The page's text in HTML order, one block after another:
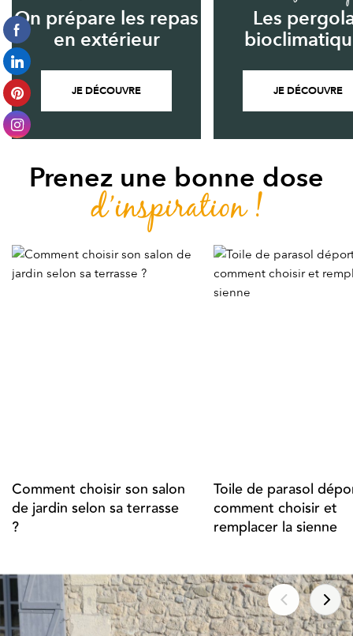
On prépare les repas
en extérieur
JE DÉCOUVRE
Les
JE DÉCOUVRE
Prenez une bonne dose
d’inspiration !
Comment choisir son salon
de jardin selon sa terrasse
?
Toile de parasol
comment choisir et
remplacer la sienne